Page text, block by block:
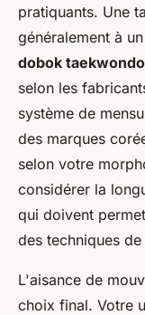
pratiquants. Une
généralement à
dobok
selon les
système de
des marques
selon votre
considérer la
qui doivent
des techniques
L'aisance de
choix final. Votre